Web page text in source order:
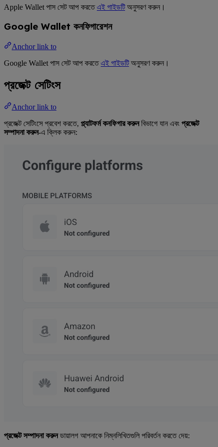
Apple Wallet পাস সেট আপ করতেএই গাইডটিঅনুসরণ করুন।
Google Wallet কনফিগারেশন
Anchor link to
Google Wallet পাস সেট আপ করতেএই গাইডটিঅনুসরণ করুন।
প্রজেক্ট সেটিংস
Anchor link to
প্রজেক্ট সেটিংসে প্রবেশ করতে, প্ল্যাটফর্ম কনফিগার করুনবিভাগে যান এবং প্রজেক্ট
সম্পাদনা করুন-এ ক্লিক করুন:
প্রজেক্ট সম্পাদনা করুনডায়ালগ আপনাকে নিম্নলিখিতগুলি পরিবর্তন করতে দেয়: